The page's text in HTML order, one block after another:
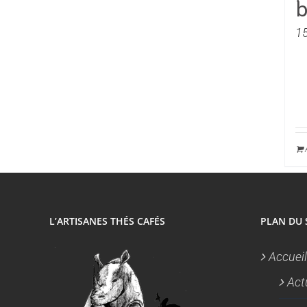
L’ARTISANES THÉS CAFÉS PLAN DU